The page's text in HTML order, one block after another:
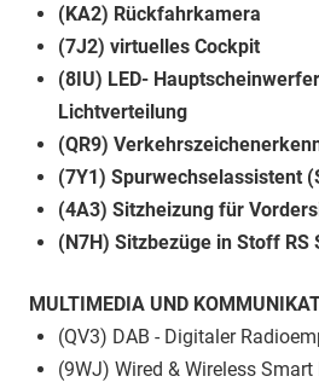
(KA2) Rückfahrkamera
(7J2) virtuelles Cockpit
(8IU) LED-
Lichtverteilung
(QR9)
(7Y1) Spurwechselassistent
(4A3) Sitzheizung für
(N7H) Sitzbezüge in Stoff RS
MULTIMEDIA UND
(QV3) DAB - Digitaler
(9WJ) Wired & Wireless